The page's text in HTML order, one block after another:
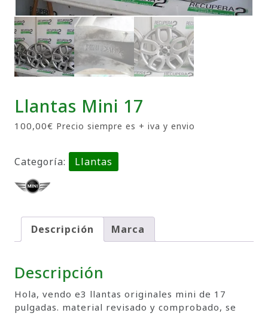
Llantas Mini 17
100,00€ Precio siempre es + iva y envio
Categoría: Llantas
Descripción Marca
Descripción
Hola, vendo e3 llantas originales mini de 17
pulgadas. material revisado y comprobado, se